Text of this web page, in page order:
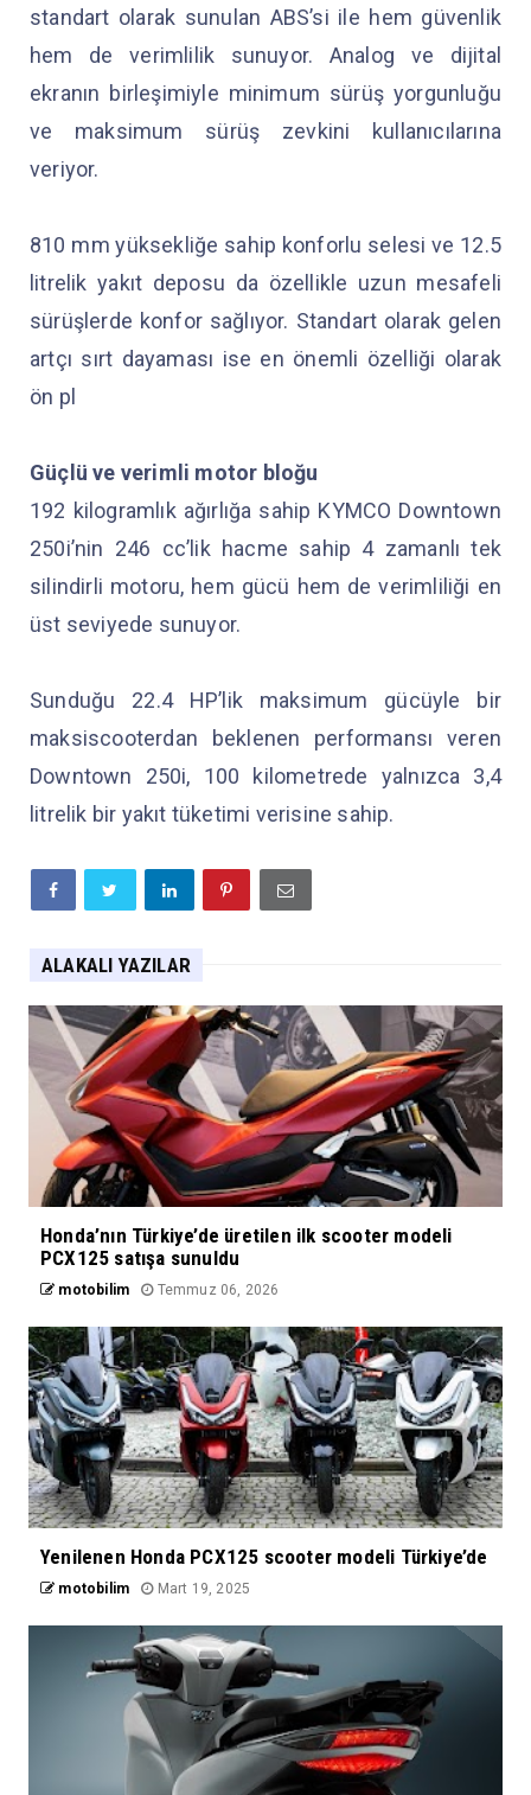
standart olarak sunulan ABS’si ile hem güvenlik
hem de verimlilik sunuyor. Analog ve dijital
ekranın birleşimiyle minimum sürüş yorgunluğu
ve maksimum sürüş zevkini kullanıcılarına
veriyor.
810 mm yüksekliğe sahip konforlu selesi ve 12.5
litrelik yakıt deposu da özellikle uzun mesafeli
sürüşlerde konfor sağlıyor. Standart olarak gelen
artçı sırt dayaması ise en önemli özelliği olarak
ön pl
Güçlü ve verimli motor bloğu
192 kilogramlık ağırlığa sahip KYMCO Downtown
250i’nin 246 cc’lik hacme sahip 4 zamanlı tek
silindirli motoru, hem gücü hem de verimliliği en
üst seviyede sunuyor.
Sunduğu 22.4 HP’lik maksimum gücüyle bir
maksiscooterdan beklenen performansı veren
Downtown 250i, 100 kilometrede yalnızca 3,4
litrelik bir yakıt tüketimi verisine sahip.
ALAKALI YAZILAR
Honda’nın Türkiye’de üretilen ilk scooter modeli
PCX125 satışa sunuldu
motobilim Temmuz 06, 2026
Yenilenen Honda PCX125 scooter modeli Türkiye’de
motobilim Mart 19, 2025